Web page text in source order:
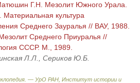
Г.Н. Мезолит Южного Урала.
культура
Среднего Зауралья // ВАУ, 1988.
Среднего Приуралья //
СССР. М., 1989.
Л.Л., Сериков Ю.Б.
— УрО РАН, Институт истории и